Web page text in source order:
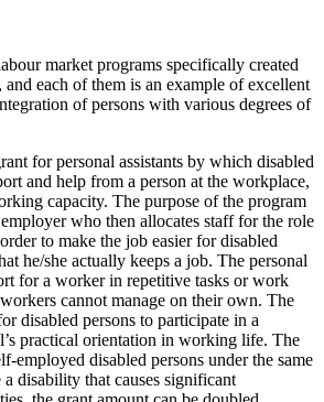
market programs specifically created
and each of them is an example of excellent
of persons with various degrees of
for personal assistants by which disabled
and help from a person at the workplace,
capacity. The purpose of the program
who then allocates staff for the role
to make the job easier for disabled
he/she actually keeps a job. The personal
for a worker in repetitive tasks or work
cannot manage on their own. The
disabled persons to participate in a
practical orientation in working life. The
employed disabled persons under the same
disability that causes significant